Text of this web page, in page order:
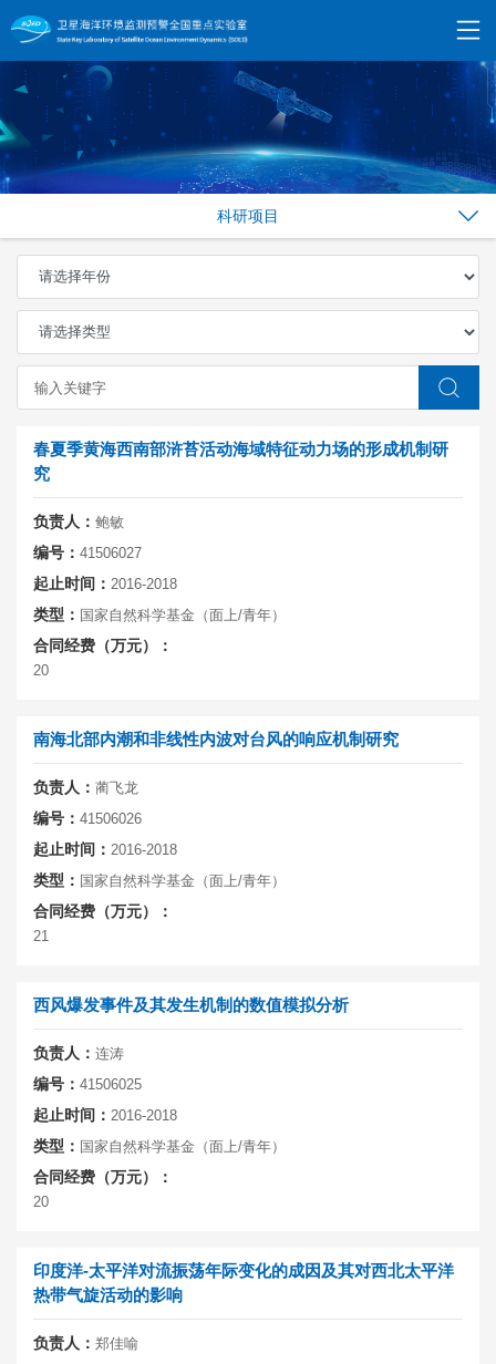
科研项目
春夏季黄海西南部浒苔活动海域特征动力场的形成机制研
究
负责人： 鲍敏
编号： 41506027
起止时间： 2016-2018
类型： 国家自然科学基金（面上/青年）
合同经费（万元）：
20
南海北部内潮和非线性内波对台风的响应机制研究
负责人： 蔺飞龙
编号： 41506026
起止时间： 2016-2018
类型： 国家自然科学基金（面上/青年）
合同经费（万元）：
21
西风爆发事件及其发生机制的数值模拟分析
负责人： 连涛
编号： 41506025
起止时间： 2016-2018
类型： 国家自然科学基金（面上/青年）
合同经费（万元）：
20
印度洋-太平洋对流振荡年际变化的成因及其对西北太平洋
热带气旋活动的影响
负责人： 郑佳喻